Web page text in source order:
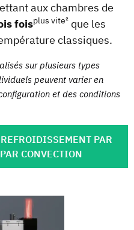
aux chambres de
foisplus vite² que les
classiques.
sur plusieurs types
peuvent varier en
et des conditions
PAR
CONVECTION